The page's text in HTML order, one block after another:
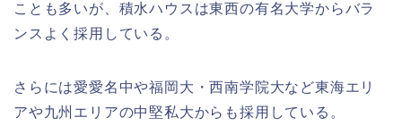
ことも多いが、積水ハウスは東西の有名大学からバラ
ンスよく採用している。
さらには愛愛名中や福岡大・西南学院大など東海エリ
アや九州エリアの中堅私大からも採用している。